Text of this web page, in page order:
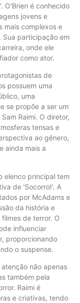
O'Brien é conhecido
jovens e
mais complexos e
Sua participação em
onde ele
como ator.
de
possuem uma
uma
se propõe a ser um
Raimi. O diretor,
tensas e
ao gênero,
ainda mais a
elenco principal tem
de 'Socorro!'. A
por McAdams e
da história e
de terror. O
influenciar
proporcionando
o suspense.
não apenas
também pela
Raimi é
e criativas, tendo